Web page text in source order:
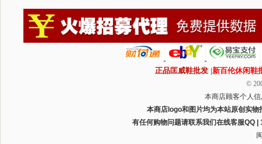
正品匡威鞋批发 |新百伦休闲鞋
©
本商店顾客个人
本商店logo和图片均为本站原创实
有任何购物问题请联系我们在线客服QQ